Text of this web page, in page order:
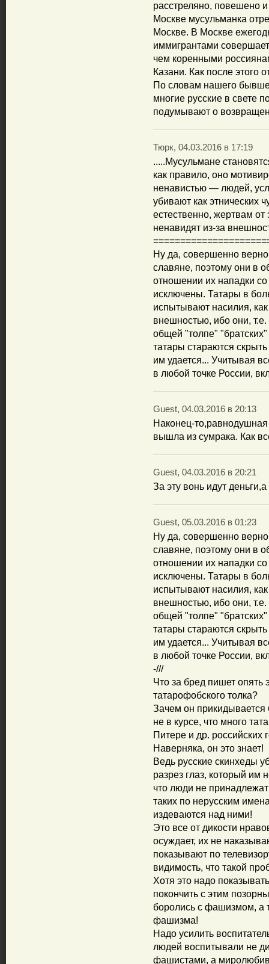
расстреляно, повешено
Москве мусульманка
Москве. В Москве
иммигрантами
чем коренными
Казани. Как после этого
По словам нашего
многие русские в свете
подумывают о
Тюрк, 04.03.2016 в 17:19
.....Мусульмане
как правило, оно
ненавистью — людей,
убивают как этнических
естественно, жертвам от
ненавидят из-за
Ну да, совершенно
славяне, поэтому они в
отношении их нападки
исключены. Татары в
испытывают насилия,
внешностью, ибо они,
общей "толпе"
татары стараются
им удается... Учитывая
в любой точке России,
Guest, 04.03.2016 в 20:13
Наконец-
вышла из сумрака. Как
Guest, 04.03.2016 в 20:21
За эту вонь идут
Guest, 05.03.2016 в 01:23
Ну да, совершенно
славяне, поэтому они в
отношении их нападки
исключены. Татары в
испытывают насилия,
внешностью, ибо они,
общей "толпе"
татары стараются
им удается... Учитывая
в любой точке России,
-///
Что за бред пишет опять
татарофобского толка?
Зачем он прикидывается
не в курсе, что много
Питере и др. российских
Наверняка, он это знает!
Ведь русские скинхеды
разрез глаз, который им
что люди не
таких по нерусским
издеваются над ними!
Это все от дикости
осуждает, их не
показывают по
видимость, что такой
Хотя это надо
покончить с этим
боролись с фашизмом, а
фашизма!
Надо усилить
людей воспитывали не
фашистами, а